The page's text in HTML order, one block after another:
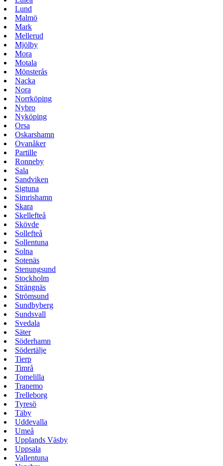
Lund
Malmö
Mark
Mellerud
Mjölby
Mora
Motala
Mönsterås
Nacka
Nora
Norrköping
Nybro
Nyköping
Orsa
Oskarshamn
Ovanåker
Partille
Ronneby
Sala
Sandviken
Sigtuna
Simrishamn
Skara
Skellefteå
Skövde
Sollefteå
Sollentuna
Solna
Sotenäs
Stenungsund
Stockholm
Strängnäs
Strömsund
Sundbyberg
Sundsvall
Svedala
Säter
Söderhamn
Södertälje
Tierp
Timrå
Tomelilla
Tranemo
Trelleborg
Tyresö
Täby
Uddevalla
Umeå
Upplands Väsby
Uppsala
Vallentuna